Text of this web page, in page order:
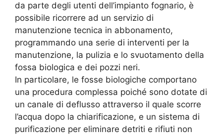
da parte degli utenti dell’impianto fognario, è
possibile ricorrere ad un servizio di
manutenzione tecnica in abbonamento,
programmando una serie di interventi per la
manutenzione, la pulizia e lo svuotamento della
fossa biologica e dei pozzi neri.
In particolare, le fosse biologiche comportano
una procedura complessa poiché sono dotate di
un canale di deflusso attraverso il quale scorre
l’acqua dopo la chiarificazione, e un sistema di
purificazione per eliminare detriti e rifiuti non